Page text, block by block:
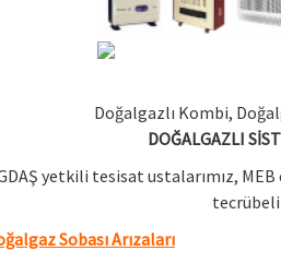
Doğalgazlı Kombi,
DOĞALGAZLI
yetkili tesisat ustalarımız,
tecrübeli
Sobası Arızaları